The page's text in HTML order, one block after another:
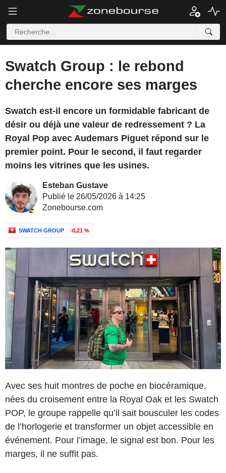
Swatch Group : le rebond
cherche encore ses marges
Swatch est-il encore un formidable fabricant de
désir ou déjà une valeur de redressement ? La
Royal Pop avec Audemars Piguet répond sur le
premier point. Pour le second, il faut regarder
moins les vitrines que les usines.
Esteban Gustave
Publié le 26/05/2026 à 14:25
Zonebourse.com
SWATCH GROUP -0,21 %
Avec ses huit montres de poche en biocéramique,
nées du croisement entre la Royal Oak et les Swatch
POP, le groupe rappelle qu’il sait bousculer les codes
de l’horlogerie et transformer un objet accessible en
événement. Pour l’image, le signal est bon. Pour les
marges, il ne suffit pas.